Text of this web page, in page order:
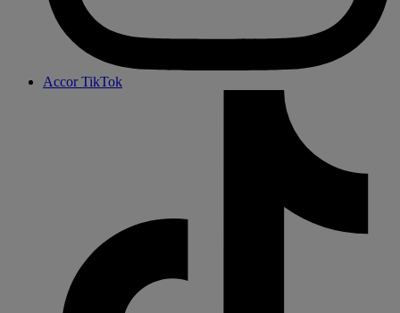
Accor TikTok